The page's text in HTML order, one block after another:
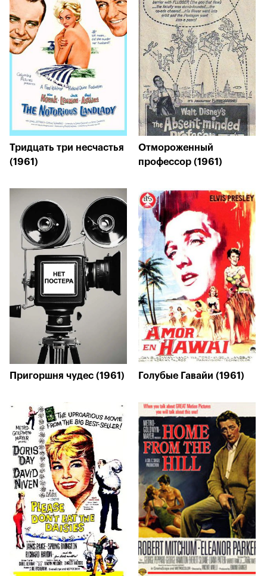
Тридцать три несчастья
(1961)
Отмороженный
профессор (1961)
Пригоршня чудес (1961) Голубые Гавайи (1961)